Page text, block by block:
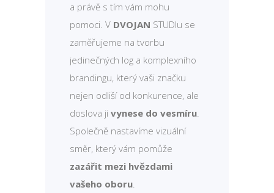
a právě s tím vám mohu
pomoci. V DVOJAN STUDIu se
zaměřujeme na tvorbu
jedinečných log a komplexního
brandingu, který vaši značku
nejen odliší od konkurence, ale
doslova ji vynese do vesmíru.
Společně nastavíme vizuální
směr, který vám pomůže
zazářit mezi hvězdami
vašeho oboru.